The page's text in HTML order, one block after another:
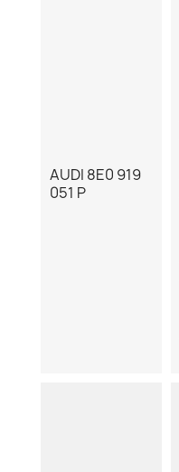
AUDI 8E0 919
051 P